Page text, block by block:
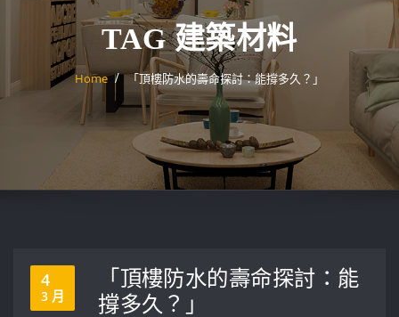
TAG 建築材料
Home 「頂樓防水的壽命探討：能撐多久？」
4
3 月
「頂樓防水的壽命探討：能
撐多久？」